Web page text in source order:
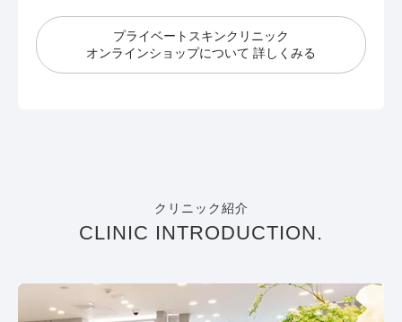
プライベートスキンクリニック
オンラインショップについて 詳しくみる
クリニック紹介
CLINIC INTRODUCTION.